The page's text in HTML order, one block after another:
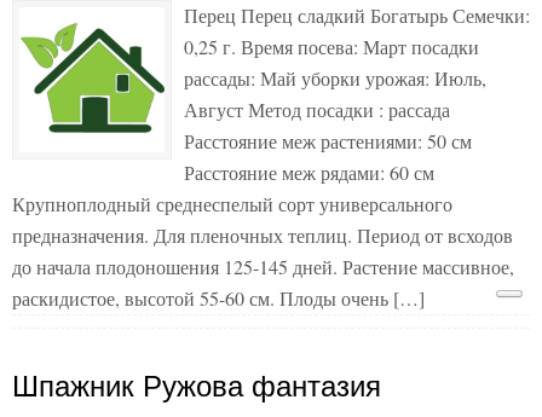
Перец Перец сладкий Богатырь Семечки:
0,25 г. Время посева: Март посадки
рассады: Май уборки урожая: Июль,
Август Метод посадки : рассада
Расстояние меж растениями: 50 см
Расстояние меж рядами: 60 см
Крупноплодный среднеспелый сорт универсального
предназначения. Для пленочных теплиц. Период от всходов
до начала плодоношения 125-145 дней. Растение массивное,
раскидистое, высотой 55-60 см. Плоды очень […]
Шпажник Ружова фантазия